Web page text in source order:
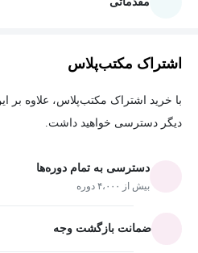
اشتراک مکتب‌پلاس
دیگر دسترسی خواهید داشت.
دسترسی به تمام دوره‌ها
بیش از ۴،۰۰۰ دوره
ضمانت بازگشت وجه